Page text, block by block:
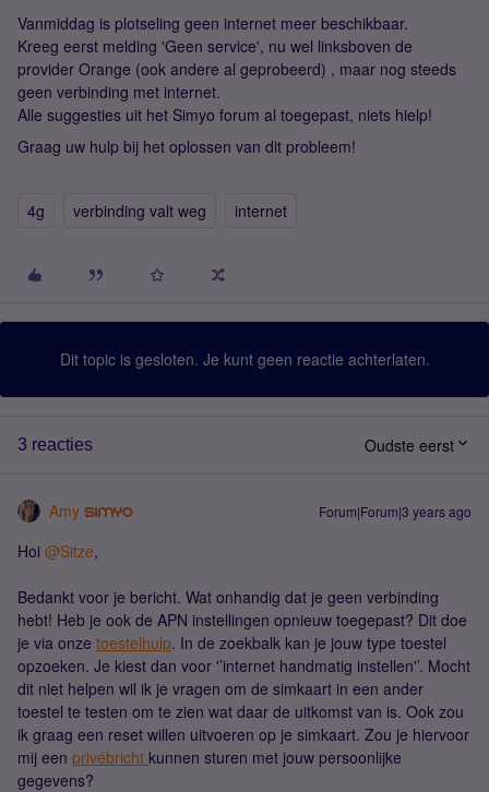
Vanmiddag is plotseling geen internet meer beschikbaar.
Kreeg eerst melding 'Geen service', nu wel linksboven de
provider Orange (ook andere al geprobeerd) , maar nog steeds
geen verbinding met internet.
Alle suggesties uit het Simyo forum al toegepast, niets hielp!
Graag uw hulp bij het oplossen van dit probleem!
4g verbinding valt weg internet
Dit topic is gesloten. Je kunt geen reactie achterlaten.
3 reacties Oudste eerst
Amy Forum|Forum|3 years ago
Hoi @Sitze,
Bedankt voor je bericht. Wat onhandig dat je geen verbinding
hebt! Heb je ook de APN instellingen opnieuw toegepast? Dit doe
je via onze toestelhulp. In de zoekbalk kan je jouw type toestel
opzoeken. Je kiest dan voor '’internet handmatig instellen'’. Mocht
dit niet helpen wil ik je vragen om de simkaart in een ander
toestel te testen om te zien wat daar de uitkomst van is. Ook zou
ik graag een reset willen uitvoeren op je simkaart. Zou je hiervoor
mij een privébricht kunnen sturen met jouw persoonlijke
gegevens?